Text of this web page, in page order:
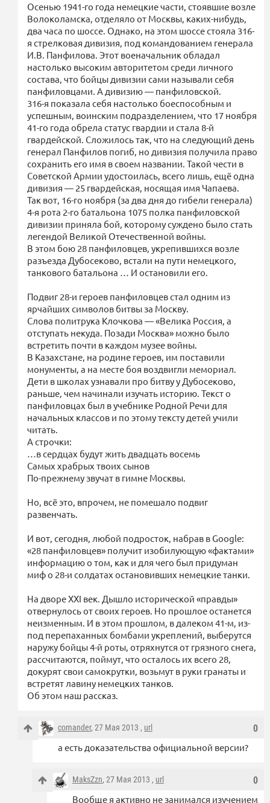
Осенью 1941-го года немецкие части, стоявшие возле
Волоколамска, отделяло от Москвы, каких-нибудь,
два часа по шоссе. Однако, на этом шоссе стояла 316-
я стрелковая дивизия, под командованием генерала
И.В. Панфилова. Этот военачальник обладал
настолько высоким авторитетом среди личного
состава, что бойцы дивизии сами называли себя
панфиловцами. А дивизию — панфиловской.
316-я показала себя настолько боеспособным и
успешным, воинским подразделением, что 17 ноября
41-го года обрела статус гвардии и стала 8-й
гвардейской. Сложилось так, что на следующий день
генерал Панфилов погиб, но дивизия получила право
сохранить его имя в своем названии. Такой чести в
Советской Армии удостоилась, всего лишь, ещё одна
дивизия — 25 гвардейская, носящая имя Чапаева.
Так вот, 16-го ноября (за два дня до гибели генерала)
4-я рота 2-го батальона 1075 полка панфиловской
дивизии приняла бой, которому суждено было стать
легендой Великой Отечественной войны.
В этом бою 28 панфиловцев, укрепившихся возле
разъезда Дубосеково, встали на пути немецкого,
танкового батальона … И остановили его.
Подвиг 28-и героев панфиловцев стал одним из
ярчайших символов битвы за Москву.
Слова политрука Клочкова — «Велика Россия, а
отступать некуда. Позади Москва» можно было
встретить почти в каждом музее войны.
В Казахстане, на родине героев, им поставили
монументы, а на месте боя воздвигли мемориал.
Дети в школах узнавали про битву у Дубосеково,
раньше, чем начинали изучать историю. Текст о
панфиловцах был в учебнике Родной Речи для
начальных классов и по этому тексту детей учили
читать.
А строчки:
…в сердцах будут жить двадцать восемь
Самых храбрых твоих сынов
По-прежнему звучат в гимне Москвы.
Но, всё это, впрочем, не помешало подвиг
развенчать.
И вот, сегодня, любой подросток, набрав в Google:
«28 панфиловцев» получит изобилующую «фактами»
информацию о том, как и для чего был придуман
миф о 28-и солдатах остановивших немецкие танки.
На дворе XXI век. Дышло исторической «правды»
отвернулось от своих героев. Но прошлое останется
неизменным. И в этом прошлом, в далеком 41-м, из-
под перепаханных бомбами укреплений, выберутся
наружу бойцы 4-й роты, отряхнутся от грязного снега,
рассчитаются, поймут, что осталось их всего 28,
докурят свои самокрутки, возьмут в руки гранаты и
встретят лавину немецких танков.
Об этом наш рассказ.
0
comander, 27 Мая 2013 , url
а есть доказательства официальной версии?
0
MaksZzn, 27 Мая 2013 , url
Вообще я активно не занимался изучением